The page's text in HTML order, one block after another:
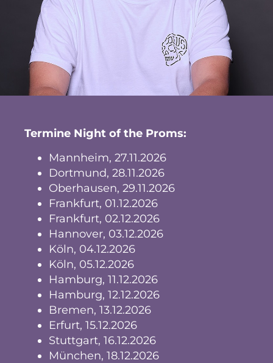
Termine Night of the Proms:
Mannheim, 27.11.2026
Dortmund, 28.11.2026
Oberhausen, 29.11.2026
Frankfurt, 01.12.2026
Frankfurt, 02.12.2026
Hannover, 03.12.2026
Köln, 04.12.2026
Köln, 05.12.2026
Hamburg, 11.12.2026
Hamburg, 12.12.2026
Bremen, 13.12.2026
Erfurt, 15.12.2026
Stuttgart, 16.12.2026
München, 18.12.2026